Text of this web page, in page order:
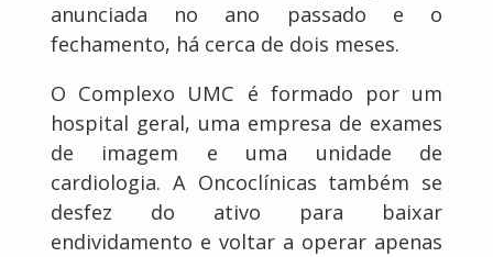
anunciada no ano passado e o
fechamento, há cerca de dois meses.
O Complexo UMC é formado por um
hospital geral, uma empresa de exames
de imagem e uma unidade de
cardiologia. A Oncoclínicas também se
desfez do ativo para baixar
endividamento e voltar a operar apenas